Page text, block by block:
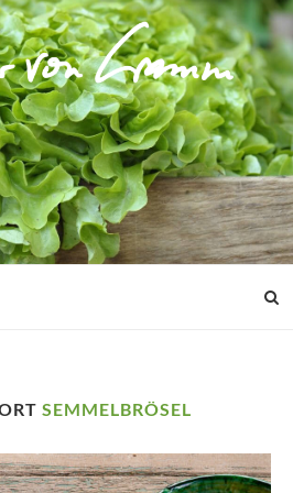
SEMMELBRÖSEL